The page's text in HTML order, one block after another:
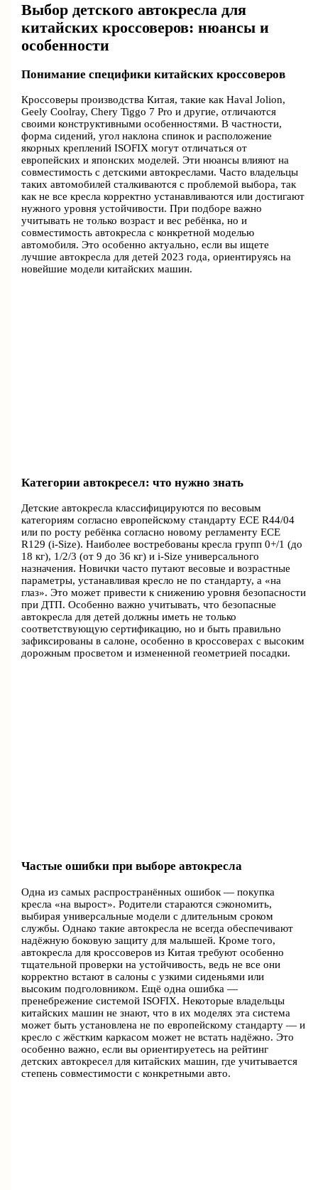
Выбор детского автокресла для
китайских кроссоверов: нюансы и
особенности
Понимание специфики китайских кроссоверов
Кроссоверы производства Китая, такие как Haval Jolion,
Geely Coolray, Chery Tiggo 7 Pro и другие, отличаются
своими конструктивными особенностями. В частности,
форма сидений, угол наклона спинок и расположение
якорных креплений ISOFIX могут отличаться от
европейских и японских моделей. Эти нюансы влияют на
совместимость с детскими автокреслами. Часто владельцы
таких автомобилей сталкиваются с проблемой выбора, так
как не все кресла корректно устанавливаются или достигают
нужного уровня устойчивости. При подборе важно
учитывать не только возраст и вес ребёнка, но и
совместимость автокресла с конкретной моделью
автомобиля. Это особенно актуально, если вы ищете
лучшие автокресла для детей 2023 года, ориентируясь на
новейшие модели китайских машин.
Категории автокресел: что нужно знать
Детские автокресла классифицируются по весовым
категориям согласно европейскому стандарту ECE R44/04
или по росту ребёнка согласно новому регламенту ECE
R129 (i-Size). Наиболее востребованы кресла групп 0+/1 (до
18 кг), 1/2/3 (от 9 до 36 кг) и i-Size универсального
назначения. Новички часто путают весовые и возрастные
параметры, устанавливая кресло не по стандарту, а «на
глаз». Это может привести к снижению уровня безопасности
при ДТП. Особенно важно учитывать, что безопасные
автокресла для детей должны иметь не только
соответствующую сертификацию, но и быть правильно
зафиксированы в салоне, особенно в кроссоверах с высоким
дорожным просветом и измененной геометрией посадки.
Частые ошибки при выборе автокресла
Одна из самых распространённых ошибок — покупка
кресла «на вырост». Родители стараются сэкономить,
выбирая универсальные модели с длительным сроком
службы. Однако такие автокресла не всегда обеспечивают
надёжную боковую защиту для малышей. Кроме того,
автокресла для кроссоверов из Китая требуют особенно
тщательной проверки на устойчивость, ведь не все они
корректно встают в салоны с узкими сиденьями или
высоким подголовником. Ещё одна ошибка —
пренебрежение системой ISOFIX. Некоторые владельцы
китайских машин не знают, что в их моделях эта система
может быть установлена не по европейскому стандарту — и
кресло с жёстким каркасом может не встать надёжно. Это
особенно важно, если вы ориентируетесь на рейтинг
детских автокресел для китайских машин, где учитывается
степень совместимости с конкретными авто.